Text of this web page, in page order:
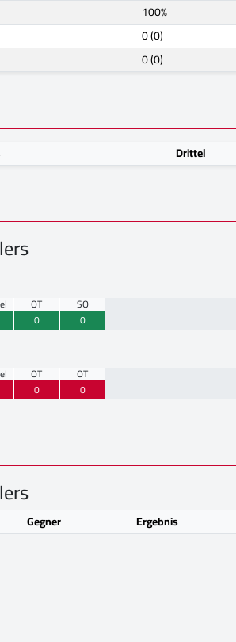
100%
0 (0)
0 (0)
Drittel
OT
SO
0 0
OT
OT
0 0
Gegner Ergebnis